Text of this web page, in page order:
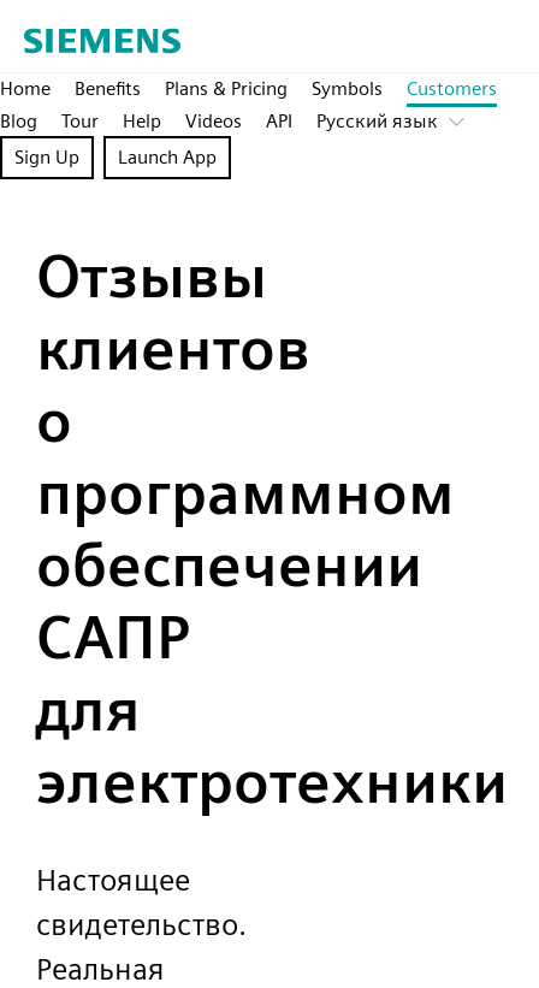
Home Benefits Plans & Pricing Symbols
Customers
Blog
Tour Help Videos API
Pусский язык
Sign Up
Launch App
Отзывы
клиентов
о
программном
обеспечении
САПР
для
электротехники
Настоящее
свидетельство.
Реальная